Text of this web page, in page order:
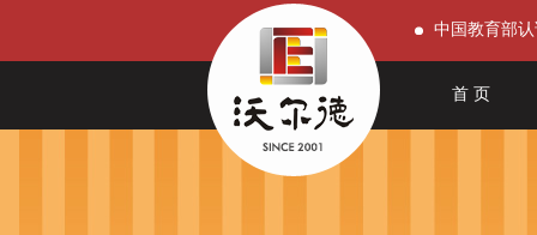
中国教育部
首 页